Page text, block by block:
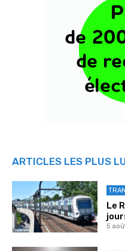
ARTICLES LES PLUS
Le
5